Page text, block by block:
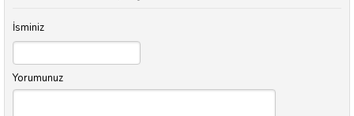
İsminiz
Yorumunuz